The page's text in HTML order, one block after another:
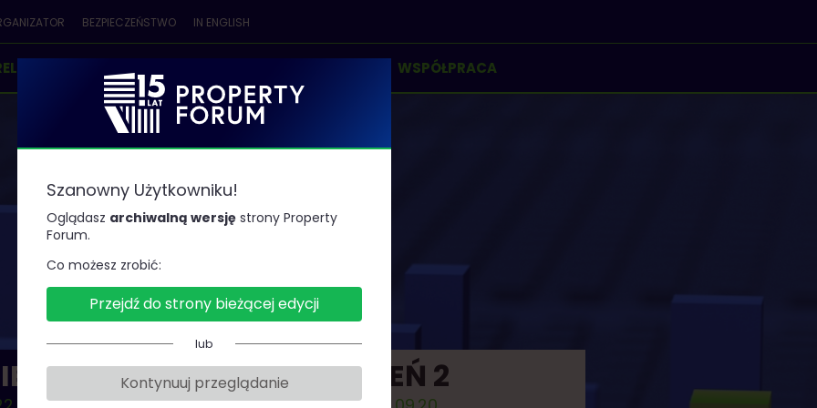
WSPÓŁPRACA
BEZPIECZEŃSTWO IN ENGLISH
AGENDA
1 DZIEŃ 2
Szanowny Użytkowniku!
Oglądasz archiwalną wersję strony Property
Forum.
Co możesz zrobić:
Przejdź do strony bieżącej edycji
lub
Kontynuuj przeglądanie